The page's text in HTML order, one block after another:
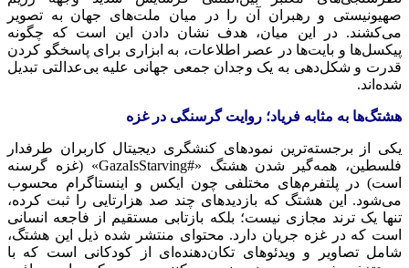
صهیونیستی و رهبران آن را در میان ملت‌های جهان به تصویر
می‌کشند. در این میان، هدف نشان دادن این است که چگونه
پیکسل‌ها و بایت‌ها در عصر اطلاعات، به ابزاری برای پاسخگو کردن
قدرت و شکل‌دهی به یک وجدان جمعی جهانی علیه بی‌عدالتی تبدیل
شده‌اند.
هشتگ‌ها به مثابه فریاد؛ روایت گرسنگی در غزه
یکی از برجسته‌ترین نمودهای کنشگری دیجیتال کاربران طرفدار
فلسطین، همه‌گیر شدن هشتگ «#GazaIsStarving» (غزه گرسنه
است) در پلتفرم‌های مختلفی چون ایکس و اینستاگرام محسوب
می‌شود. این هشتگ که بازدیدهای چند صد هزارتایی را ثبت کرده،
تنها یکترند مجازی نیست؛ بلکه بازتابی مستقیم از فاجعه انسانی
است که در غزه جریان دارد. محتوای منتشر شده ذیل این هشتگ،
شامل تصاویر و ویدئوهای تکان‌دهنده‌ای از کودکانی است که با